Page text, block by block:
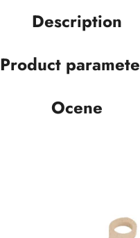
Description
Product
Ocene